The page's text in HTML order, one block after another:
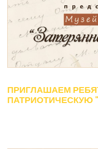
ПРИГЛАШАЕМ
ПАТРИОТИЧЕСКУЮ